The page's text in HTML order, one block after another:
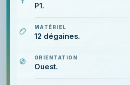
P1.
MATÉRIEL
12 dégaines.
ORIENTATION
Ouest.